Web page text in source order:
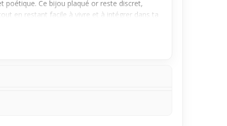
poétique. Ce bijou plaqué or reste discret,
en restant facile à vivre et à intégrer dans ta
à ta silhouette. Parfait si tu cherches